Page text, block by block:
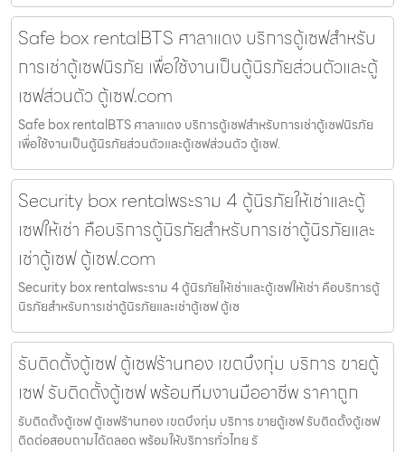
Safe box rentalBTS ศาลาแดง บริการตู้เซฟสำหรับ
การเช่าตู้เซฟนิรภัย เพื่อใช้งานเป็นตู้นิรภัยส่วนตัวและตู้
เซฟส่วนตัว ตู้เซฟ.com
Safe box rentalBTS ศาลาแดง บริการตู้เซฟสำหรับการเช่าตู้เซฟนิรภัย
เพื่อใช้งานเป็นตู้นิรภัยส่วนตัวและตู้เซฟส่วนตัว ตู้เซฟ.
Security box rentalพระราม 4 ตู้นิรภัยให้เช่าและตู้
เซฟให้เช่า คือบริการตู้นิรภัยสำหรับการเช่าตู้นิรภัยและ
เช่าตู้เซฟ ตู้เซฟ.com
Security box rentalพระราม 4 ตู้นิรภัยให้เช่าและตู้เซฟให้เช่า คือบริการตู้
นิรภัยสำหรับการเช่าตู้นิรภัยและเช่าตู้เซฟ ตู้เซ
รับติดตั้งตู้เซฟ ตู้เซฟร้านทอง เขตบึงกุ่ม บริการ ขายตู้
เซฟ รับติดตั้งตู้เซฟ พร้อมทีมงานมืออาชีพ ราคาถูก
รับติดตั้งตู้เซฟ ตู้เซฟร้านทอง เขตบึงกุ่ม บริการ ขายตู้เซฟ รับติดตั้งตู้เซฟ
ติดต่อสอบถามได้ตลอด พร้อมให้บริการทั่วไทย รั